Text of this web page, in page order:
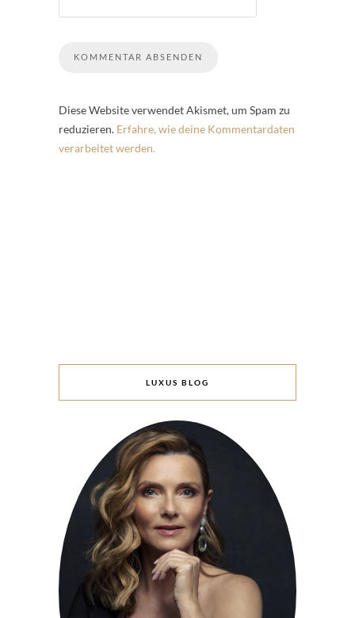
Diese Website verwendet Akismet, um Spam zu
reduzieren. Erfahre, wie deine Kommentardaten
verarbeitet werden.
LUXUS BLOG